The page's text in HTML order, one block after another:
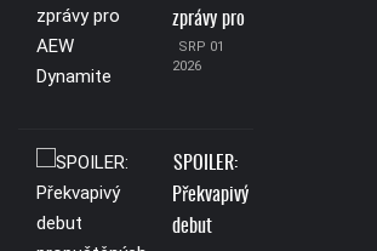
zprávy pro
SRP 01
2026
SPOILER:
Překvapivý
debut